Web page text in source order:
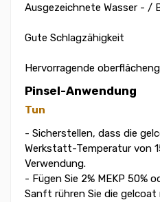
Ausgezeichnete Wasser - /
Gute Schlagzähigkeit
Hervorragende
Pinsel-Anwendung
Tun
- Sicherstellen, dass die
Werkstatt-Temperatur von
Verwendung.
- Fügen Sie 2% MEKP 50%
Sanft rühren Sie die